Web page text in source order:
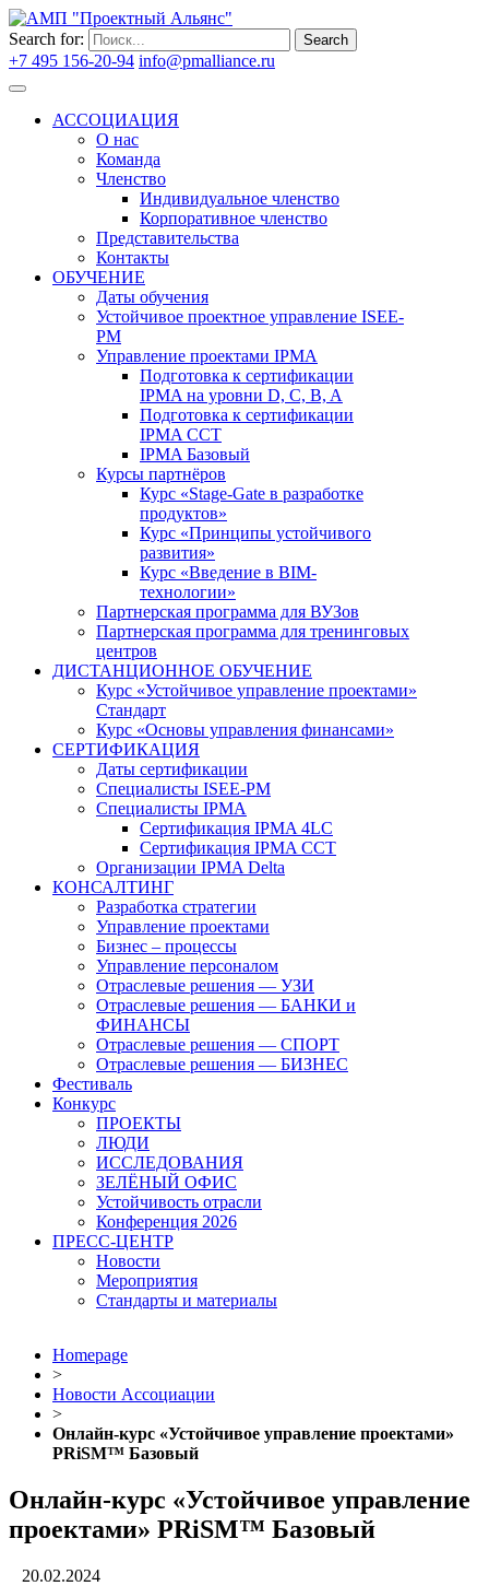
Search for: Search
+7 495 156-20-94 info@pmalliance.ru
АССОЦИАЦИЯ
О нас
Команда
Членство
Индивидуальное членство
Корпоративное членство
Представительства
Контакты
ОБУЧЕНИЕ
Даты обучения
Устойчивое проектное управление ISEE-
PM
Управление проектами IPMA
Подготовка к сертификации
IPMA на уровни D, C, B, A
Подготовка к сертификации
IPMA CCT
IPMA Базовый
Курсы партнёров
Курс «Stage-Gate в разработке
продуктов»
Курс «Принципы устойчивого
развития»
Курс «Введение в BIM-
технологии»
Партнерская программа для ВУЗов
Партнерская программа для тренинговых
центров
ДИСТАНЦИОННОЕ ОБУЧЕНИЕ
Курс «Устойчивое управление проектами»
Стандарт
Курс «Основы управления финансами»
СЕРТИФИКАЦИЯ
Даты сертификации
Специалисты ISEE-PM
Специалисты IPMA
Сертификация IPMA 4LC
Сертификация IPMA CCT
Организации IPMA Delta
КОНСАЛТИНГ
Разработка стратегии
Управление проектами
Бизнес – процессы
Управление персоналом
Отраслевые решения — УЗИ
Отраслевые решения — БАНКИ и
ФИНАНСЫ
Отраслевые решения — СПОРТ
Отраслевые решения — БИЗНЕС
Фестиваль
Конкурс
ПРОЕКТЫ
ЛЮДИ
ИССЛЕДОВАНИЯ
ЗЕЛЁНЫЙ ОФИС
Устойчивость отрасли
Конференция 2026
ПРЕСС-ЦЕНТР
Новости
Мероприятия
Стандарты и материалы
Homepage
>
Новости Ассоциации
>
Онлайн-курс «Устойчивое управление проектами»
PRiSM™ Базовый
Онлайн-курс «Устойчивое управление
проектами» PRiSM™ Базовый
20.02.2024